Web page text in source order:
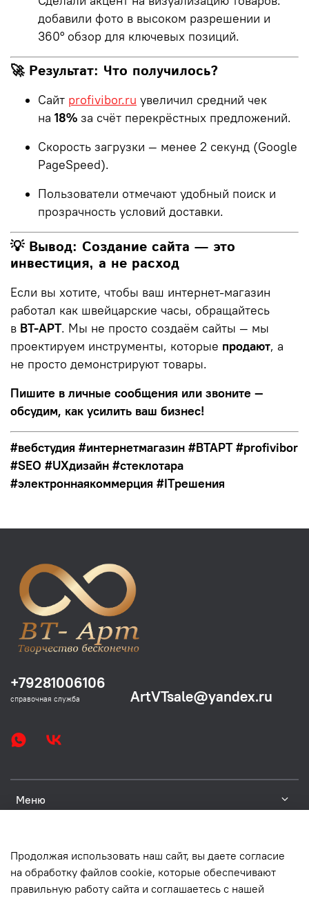
добавили фото в высоком разрешении и
360° обзор для ключевых позиций.
🚀 Результат: Что получилось?
Сайт profivibor.ru увеличил средний чек
на 18% за счёт перекрёстных предложений.
Скорость загрузки — менее 2 секунд (Google
PageSpeed).
Пользователи отмечают удобный поиск и
прозрачность условий доставки.
💡 Вывод: Создание сайта — это
инвестиция, а не расход
Если вы хотите, чтобы ваш интернет-магазин
работал как швейцарские часы, обращайтесь
в ВТ-АРТ. Мы не просто создаём сайты — мы
проектируем инструменты, которые продают, а
не просто демонстрируют товары.
Пишите в личные сообщения или звоните —
обсудим, как усилить ваш бизнес!
#вебстудия #интернетмагазин #ВТАРТ #profivibor
#SEO #UXдизайн #стеклотара
#электроннаякоммерция #ITрешения
Меню
Юр. информация
+79281006106
справочная служба ArtVTsale@yandex.ru
Продолжая использовать наш сайт, вы даете согласие
на обработку файлов cookie, которые обеспечивают
правильную работу сайта и соглашаетесь с нашей